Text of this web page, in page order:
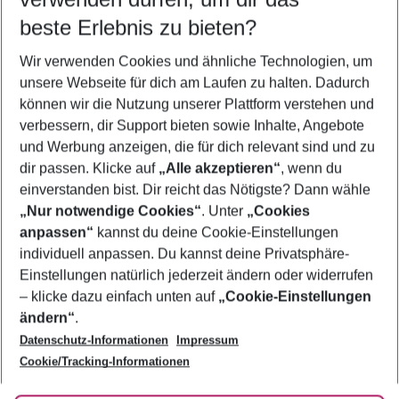
5-8 Nächte
2 Erwachsene Keine Kinder
Mehr Filter anzeigen
Footer
Footer navigation
Über uns
AGB
Bestpreisgarantie
Cookie-Einstellungen ändern
Cookie-Richtlinie
Agenturbetreuung
Barrierefreies Reisen
Folge uns
beste Erlebnis zu bieten?
Wir verwenden Cookies und ähnliche Technologien, um
unsere Webseite für dich am Laufen zu halten. Dadurch
können wir die Nutzung unserer Plattform verstehen und
verbessern, dir Support bieten sowie Inhalte, Angebote
und Werbung anzeigen, die für dich relevant sind und zu
dir passen. Klicke auf „Alle akzeptieren“, wenn du
einverstanden bist. Dir reicht das Nötigste? Dann wähle
„Nur notwendige Cookies“. Unter „Cookies
anpassen“ kannst du deine Cookie-Einstellungen
individuell anpassen. Du kannst deine Privatsphäre-
Einstellungen natürlich jederzeit ändern oder widerrufen
– klicke dazu einfach unten auf „Cookie-Einstellungen
ändern“.
Datenschutz-Informationen
Impressum
Cookie/Tracking-Informationen